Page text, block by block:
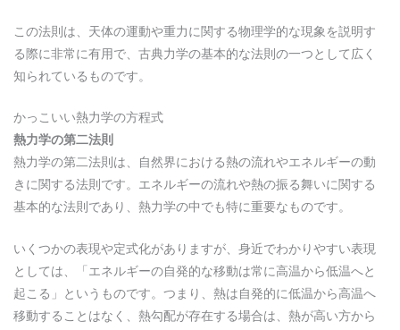
この法則は、天体の運動や重力に関する物理学的な現象を説明す
る際に非常に有用で、古典力学の基本的な法則の一つとして広く
知られているものです。
かっこいい熱力学の方程式
熱力学の第二法則
熱力学の第二法則は、自然界における熱の流れやエネルギーの動
きに関する法則です。エネルギーの流れや熱の振る舞いに関する
基本的な法則であり、熱力学の中でも特に重要なものです。
いくつかの表現や定式化がありますが、身近でわかりやすい表現
としては、「エネルギーの自発的な移動は常に高温から低温へと
起こる」というものです。つまり、熱は自発的に低温から高温へ
移動することはなく、熱勾配が存在する場合は、熱が高い方から